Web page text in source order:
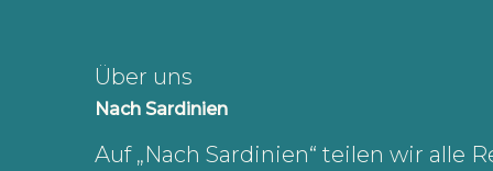
Über uns
Nach Sardinien
Auf „Nach Sardinien“ teilen wir alle